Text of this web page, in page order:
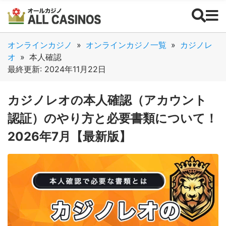
オンラインカジノ » オンラインカジノ一覧 » カジノレ
オ » 本人確認
最終更新: 2024年11月22日
カジノレオの本人確認（アカウント
認証）のやり方と必要書類について！
2026年7月【最新版】